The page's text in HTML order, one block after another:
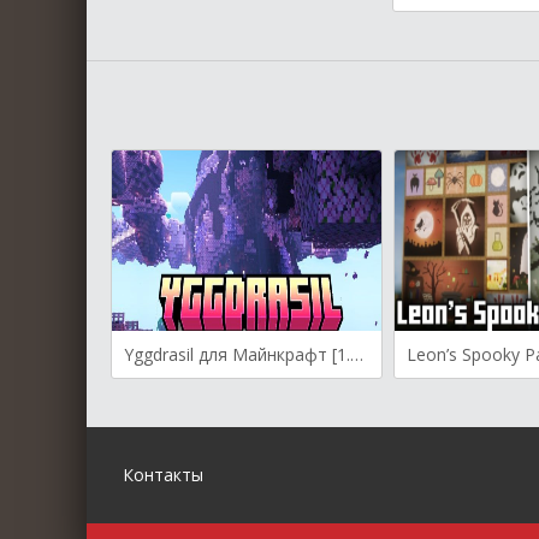
Yggdrasil для Майнкрафт [1.21.4, 1.21.3, 1.21.1]
Контакты